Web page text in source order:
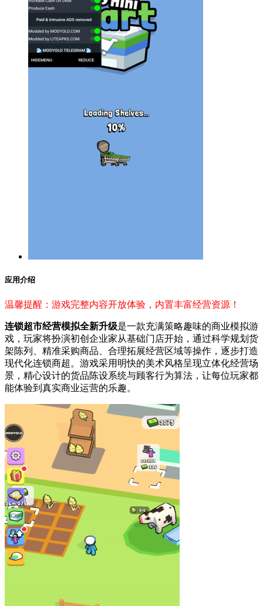
应用介绍
温馨提醒：游戏完整内容开放体验，内置丰富经营资源！
连锁超市经营模拟全新升级是一款充满策略趣味的商业模拟游
戏，玩家将扮演初创企业家从基础门店开始，通过科学规划货
架陈列、精准采购商品、合理拓展经营区域等操作，逐步打造
现代化连锁商超。游戏采用明快的美术风格呈现立体化经营场
景，精心设计的货品陈设系统与顾客行为算法，让每位玩家都
能体验到真实商业运营的乐趣。